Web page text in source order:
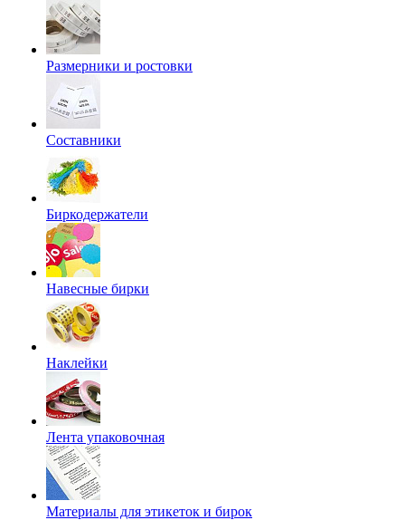
Размерники и ростовки
Составники
Биркодержатели
Навесные бирки
Наклейки
Лента упаковочная
Материалы для этикеток и бирок